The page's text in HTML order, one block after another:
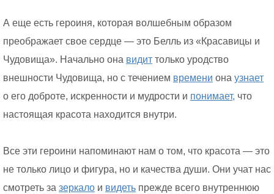
А еще есть героиня, которая волшебным образом
преображает свое сердце — это Белль из «Красавицы и
Чудовища». Начально она видит только уродство
внешности Чудовища, но с течением времени она узнает
о его доброте, искренности и мудрости и понимает, что
настоящая красота находится внутри.
Все эти героини напоминают нам о том, что красота — это
не только лицо и фигура, но и качества души. Они учат нас
смотреть за зеркало и видеть прежде всего внутреннюю